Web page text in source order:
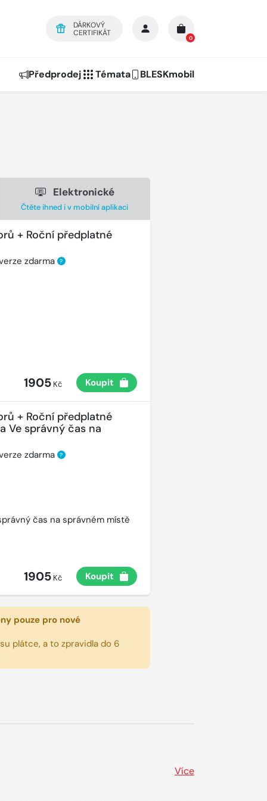
DÁRKOVÝ
CERTIFIKÁT
0
Předprodej Témata BLESKmobil
Elektronické
Čtěte ihned i v mobilní aplikaci
+ Roční předplatné
zdarma ?
1905Kč Koupit
+ Roční předplatné
Ve správný čas na
zdarma ?
čas na správném místě
1905Kč Koupit
pouze pro nové
plátce, a to zpravidla do 6
Více